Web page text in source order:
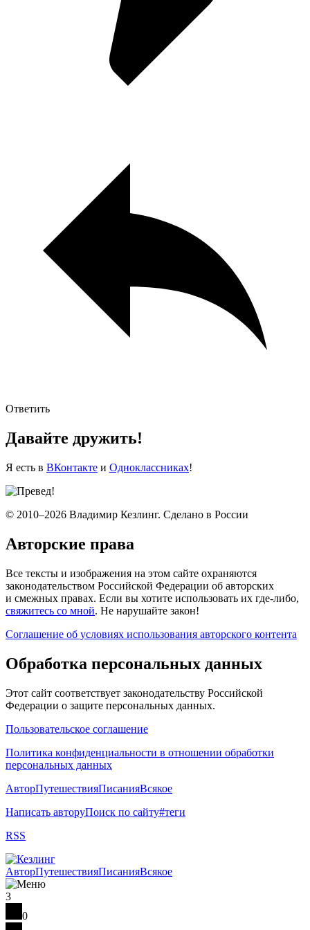
Ответить
Давайте дружить!
Я есть в ВКонтакте и Одноклассниках!
© 2010–2026 Владимир Кезлинг. Сделано в России
Авторские права
Все тексты и изображения на этом сайте охраняются
законодательством Российской Федерации об авторских
и смежных правах. Если вы хотите использовать их где-либо,
свяжитесь со мной. Не нарушайте закон!
Соглашение об условиях использования авторского контента
Обработка персональных данных
Этот сайт соответствует законодательству Российской
Федерации о защите персональных данных.
Пользовательское соглашение
Политика конфиденциальности в отношении обработки
персональных данных
АвторПутешествияПисанияВсякое
Написать авторуПоиск по сайту#теги
RSS
АвторПутешествияПисанияВсякое
3
0